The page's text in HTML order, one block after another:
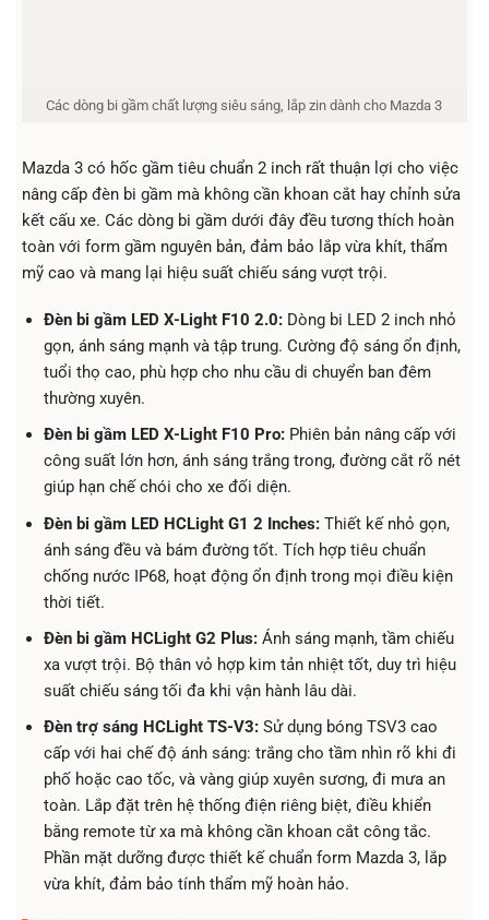
Các dòng bi gầm chất lượng siêu sáng, lắp zin dành cho Mazda 3
Mazda 3 có hốc gầm tiêu chuẩn 2 inch rất thuận lợi cho việc
nâng cấp đèn bi gầm mà không cần khoan cắt hay chỉnh sửa
kết cấu xe. Các dòng bi gầm dưới đây đều tương thích hoàn
toàn với form gầm nguyên bản, đảm bảo lắp vừa khít, thẩm
mỹ cao và mang lại hiệu suất chiếu sáng vượt trội.
Đèn bi gầm LED X-Light F10 2.0:Dòng bi LED 2 inch nhỏ
gọn, ánh sáng mạnh và tập trung. Cường độ sáng ổn định,
tuổi thọ cao, phù hợp cho nhu cầu di chuyển ban đêm
thường xuyên.
Đèn bi gầm LED X-Light F10 Pro:Phiên bản nâng cấp với
công suất lớn hơn, ánh sáng trắng trong, đường cắt rõ nét
giúp hạn chế chói cho xe đối diện.
Đèn bi gầm LED HCLight G1 2 Inches:Thiết kế nhỏ gọn,
ánh sáng đều và bám đường tốt. Tích hợp tiêu chuẩn
chống nước IP68, hoạt động ổn định trong mọi điều kiện
thời tiết.
Đèn bi gầm HCLight G2 Plus:Ánh sáng mạnh, tầm chiếu
xa vượt trội. Bộ thân vỏ hợp kim tản nhiệt tốt, duy trì hiệu
suất chiếu sáng tối đa khi vận hành lâu dài.
Đèn trợ sáng HCLight TS-V3:Sử dụng bóng TSV3 cao
cấp với hai chế độ ánh sáng: trắng cho tầm nhìn rõ khi đi
phố hoặc cao tốc, và vàng giúp xuyên sương, đi mưa an
toàn. Lắp đặt trên hệ thống điện riêng biệt, điều khiển
bằng remote từ xa mà không cần khoan cắt công tắc.
Phần mặt dưỡng được thiết kế chuẩn form Mazda 3, lắp
vừa khít, đảm bảo tính thẩm mỹ hoàn hảo.